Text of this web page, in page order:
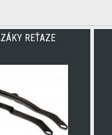
REŤAZE